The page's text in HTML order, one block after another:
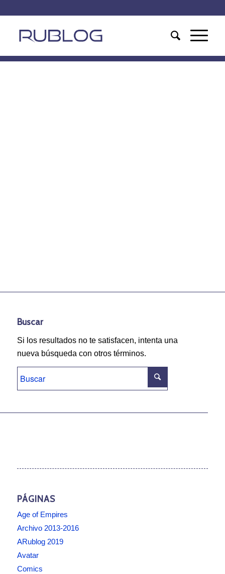
Buscar
Si los resultados no te satisfacen, intenta una
nueva búsqueda con otros términos.
PÁGINAS
Age of Empires
Archivo 2013-2016
ARublog 2019
Avatar
Comics